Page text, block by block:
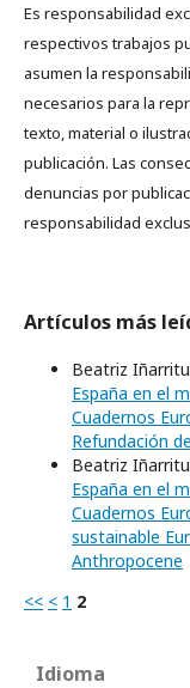
Es responsabilidad
respectivos trabajos
asumen la
necesarios para la
texto, material o
publicación. Las
denuncias por
responsabilidad
Artículos más
Beatriz
España en el
Cuadernos
Refundación
Beatriz
España en el
Cuadernos
sustainable
Anthropocene
<< < 1 2
Idioma